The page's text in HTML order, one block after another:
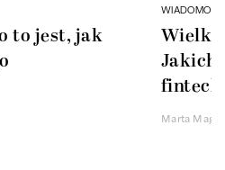
to jest, jak
Jakich
Marta